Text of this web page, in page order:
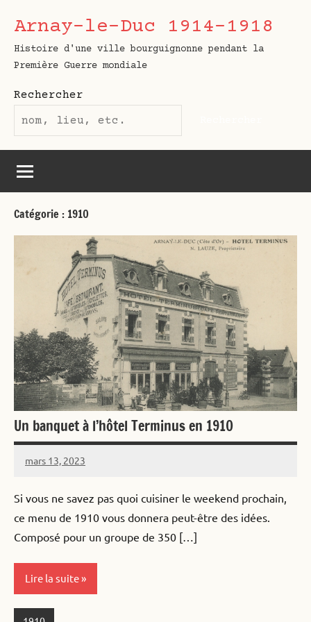
contenu
Arnay-le-Duc 1914-1918
Histoire d'une ville bourguignonne pendant la
Première Guerre mondiale
Rechercher
Catégorie : 1910
Un banquet à l’hôtel Terminus en 1910
mars 13, 2023
Alister
Aucun
Si vous ne savez pas quoi cuisiner le weekend prochain,
ce menu de 1910 vous donnera peut-être des idées.
Composé pour un groupe de 350 […]
Lire la suite